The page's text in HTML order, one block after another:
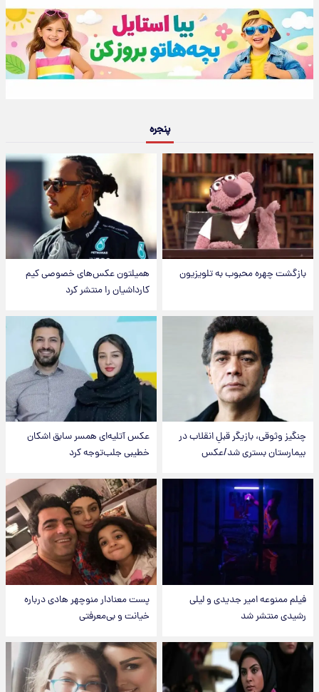
پنجره
بازگشت چهره محبوب به تلویزیون
همیلتون عکس‌های خصوصی کیم‌
کارداشیان را منتشر کرد
چنگیز وثوقی، بازیگر قبلِ انقلاب در
بیمارستان بستری شد/عکس
عکس‌ آتلیه‌ای همسر سابق اشکان
خطیبی جلب‌توجه کرد
فیلم ممنوعه امیر جدیدی و لیلی
رشیدی منتشر شد
پست معنادار منوچهر هادی درباره
خیانت و بی‌معرفتی